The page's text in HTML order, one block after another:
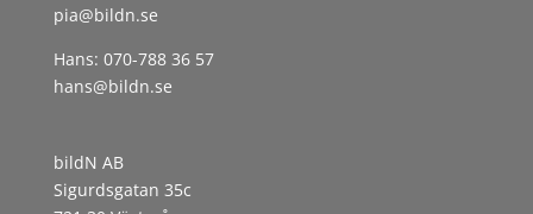
pia@bildn.se
Hans: 070-788 36 57
hans@bildn.se
bildN AB
Sigurdsgatan 35c